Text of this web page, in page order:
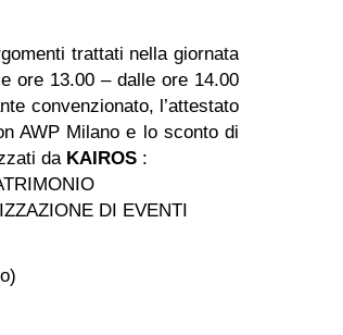
trattati nella giornata
ore 13.00 – dalle ore 14.00
convenzionato, l’attestato
AWP Milano e lo sconto di
da KAIROS :
DI EVENTI